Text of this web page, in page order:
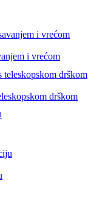
i vrećom
drškom